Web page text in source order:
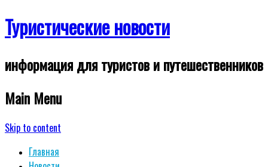
Туристические новости
информация для туристов и путешественников
Main Menu
Skip to content
Главная